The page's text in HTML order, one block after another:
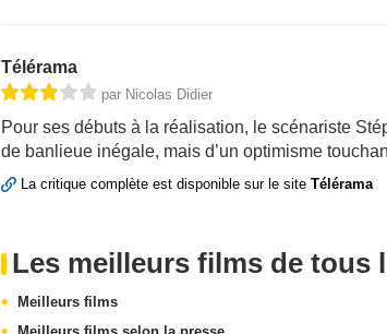
Télérama
par Nicolas Didier
Pour ses débuts à la réalisation, le scénariste
de banlieue inégale, mais d’un optimisme
La critique complète est disponible sur le site Télérama
Les meilleurs films de tous
Meilleurs films